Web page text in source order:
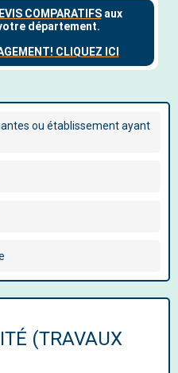
ou établissement ayant
(TRAVAUX